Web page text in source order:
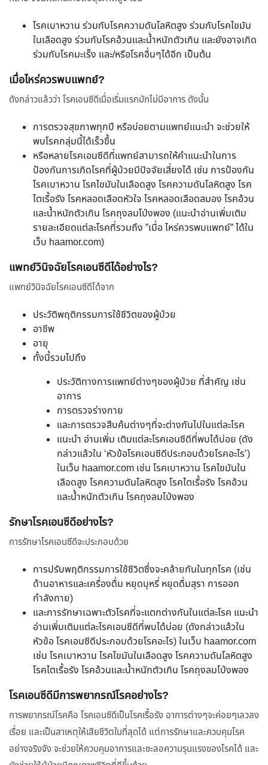
โรคเบาหวาน ร่วมกับโรคความดันโลหิตสูง ร่วมกับโรคไขมัน
ในเลือดสูง ร่วมกับโรคอ้วนและน้ำหนักตัวเกิน และยังอาจเกิด
ร่วมกับโรคมะเร็ง และ/หรือโรคอื่นๆได้อีก เป็นต้น
เมื่อไหร่ควรพบแพทย์?
ดังกล่าวแล้วว่า โรคเอนซีดีเมื่อเริ่มแรกมักไม่มีอาการ ดังนั้น
การตรวจสุขภาพทุกปี หรือบ่อยตามแพทย์แนะนำ จะช่วยให้
พบโรคกลุ่มนี้ได้เร็วขึ้น
หรือหลายโรคเอนซีดีที่แพทย์สามารถให้คำแนะนำในการ
ป้องกันการเกิดโรคที่ผู้ป่วยมีปัจจัยเสี่ยงได้ เช่น การป้องกัน
โรคเบาหวาน โรคไขมันในเลือดสูง โรคความดันโลหิตสูง โรค
ไตเรื้อรัง โรคหลอดเลือดหัวใจ โรคหลอดเลือดสมอง โรคอ้วน
และน้ำหนักตัวเกิน โรคถุงลมโป่งพอง (แนะนำอ่านเพิ่มเติม
รายละเอียดแต่ละโรคที่รวมถึง ”เมื่อ ไหร่ควรพบแพทย์” ได้ใน
เว็บ haamor.com)
แพทย์วินิจฉัยโรคเอนซีดีได้อย่างไร?
แพทย์วินิจฉัยโรคเอนซีดีได้จาก
ประวัติพฤติกรรมการใช้ชีวิตของผู้ป่วย
อาชีพ
อายุ
ทั้งนี้รวมไปถึง
ประวัติทางการแพทย์ต่างๆของผู้ป่วย ที่สำคัญ เช่น
อาการ
การตรวจร่างกาย
และการตรวจสืบค้นต่างๆที่จะต่างกันไปในแต่ละโรค
แนะนำ อ่านเพิ่ม เติมแต่ละโรคเอนซีดีที่พบได้บ่อย (ดัง
กล่าวแล้วใน ‘หัวข้อโรคเอนซีดีประกอบด้วยโรคอะไร’)
ในเว็บ haamor.com เช่น โรคเบาหวาน โรคไขมันใน
เลือดสูง โรคความดันโลหิตสูง โรคไตเรื้อรัง โรคอ้วน
และน้ำหนักตัวเกิน โรคถุงลมโป่งพอง
รักษาโรคเอนซีดีอย่างไร?
การรักษาโรคเอนซีดีจะประกอบด้วย
การปรับพฤติกรรมการใช้ชีวิตซึ่งจะคล้ายกันในทุกโรค (เช่น
ด้านอาหารและเครื่องดื่ม หยุดบุหรี่ หยุดดื่มสุรา การออก
กำลังกาย)
และการรักษาเฉพาะตัวโรคที่จะแตกต่างกันในแต่ละโรค แนะนำ
อ่านเพิ่มเติมแต่ละโรคเอนซีดีที่พบได้บ่อย (ดังกล่าวแล้วใน
หัวข้อ โรคเอนซีดีประกอบด้วยโรคอะไร) ในเว็บ haamor.com
เช่น โรคเบาหวาน โรคไขมันในเลือดสูง โรคความดันโลหิตสูง
โรคไตเรื้อรัง โรคอ้วนและน้ำหนักตัวเกิน โรคถุงลมโป่งพอง
โรคเอนซีดีมีการพยากรณ์โรคอย่างไร?
การพยากรณ์โรคคือ โรคเอนซีดีเป็นโรคเรื้อรัง อาการต่างๆจะค่อยๆเลวลง
เรื่อย และเป็นสาเหตุให้เสียชีวิตในที่สุดได้ แต่การรักษาและควบคุมโรค
อย่างจริงจัง จะช่วยให้ควบคุมอาการและชะลอความรุนแรงของโรคได้ และ